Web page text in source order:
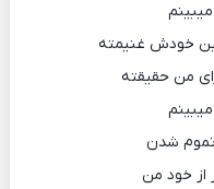
خودش غنیمته
من حقیقته
شدن
از خود من